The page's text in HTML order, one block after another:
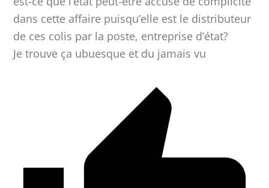
dans cette affaire puisqu’elle est le distributeur
de ces colis par la poste, entreprise d’état?
Je trouve ça ubuesque et du jamais vu